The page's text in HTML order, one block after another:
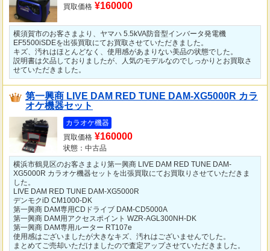
買取価格 ¥160000
横須賀市のお客さまより、ヤマハ 5.5kVA防音型インバータ発電機
EF5500iSDEを出張買取にてお買取させていただきました。
キズ、汚れはほとんどなく、使用感があまりない美品の状態でした。
説明書は欠品しておりましたが、人気のモデルなのでしっかりとお買取さ
せていただきました。
第一興商 LIVE DAM RED TUNE DAM-XG5000R カラ
オケ機器セット
カラオケ機器
買取価格 ¥160000
状態：中古品
横浜市鶴見区のお客さまより第一興商 LIVE DAM RED TUNE DAM-
XG5000R カラオケ機器セットを出張買取にてお買取りさせていただきま
した。
LIVE DAM RED TUNE DAM-XG5000R
デンモクiD CM1000-DK
第一興商 DAM専用CDドライブ DAM-CD5000A
第一興商 DAM用アクセスポイント WZR-AGL300NH-DK
第一興商 DAM専用ルーター RT107e
使用感はございましたが大きなキズ、汚れはございませんでした。
まとめてご売却いただけましたので査定アップさせていただきました。